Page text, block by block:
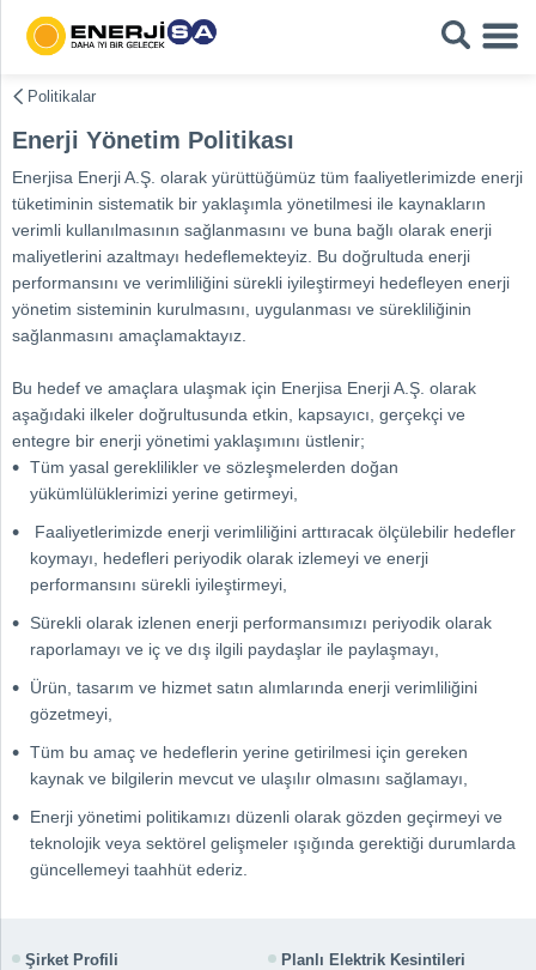
Politikalar
Enerji Yönetim Politikası
Enerjisa Enerji A.Ş. olarak yürüttüğümüz tüm faaliyetlerimizde enerji
tüketiminin sistematik bir yaklaşımla yönetilmesi ile kaynakların
verimli kullanılmasının sağlanmasını ve buna bağlı olarak enerji
maliyetlerini azaltmayı hedeflemekteyiz. Bu doğrultuda enerji
performansını ve verimliliğini sürekli iyileştirmeyi hedefleyen enerji
yönetim sisteminin kurulmasını, uygulanması ve sürekliliğinin
sağlanmasını amaçlamaktayız.
Bu hedef ve amaçlara ulaşmak için Enerjisa Enerji A.Ş. olarak
aşağıdaki ilkeler doğrultusunda etkin, kapsayıcı, gerçekçi ve
entegre bir enerji yönetimi yaklaşımını üstlenir;
Tüm yasal gereklilikler ve sözleşmelerden doğan
yükümlülüklerimizi yerine getirmeyi,
Faaliyetlerimizde enerji verimliliğini arttıracak ölçülebilir hedefler
koymayı, hedefleri periyodik olarak izlemeyi ve enerji
performansını sürekli iyileştirmeyi,
Sürekli olarak izlenen enerji performansımızı periyodik olarak
raporlamayı ve iç ve dış ilgili paydaşlar ile paylaşmayı,
Ürün, tasarım ve hizmet satın alımlarında enerji verimliliğini
gözetmeyi,
Tüm bu amaç ve hedeflerin yerine getirilmesi için gereken
kaynak ve bilgilerin mevcut ve ulaşılır olmasını sağlamayı,
Enerji yönetimi politikamızı düzenli olarak gözden geçirmeyi ve
teknolojik veya sektörel gelişmeler ışığında gerektiği durumlarda
güncellemeyi taahhüt ederiz.
Şirket Profili
Planlı Elektrik Kesintileri